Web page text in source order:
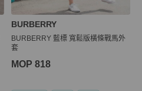
BURBERRY
BURBERRY 藍標 寬鬆版橫條戰馬外
套
MOP 818